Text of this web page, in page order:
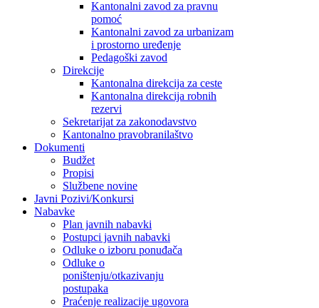
Kantonalni zavod za pravnu
pomoć
Kantonalni zavod za urbanizam
i prostorno uređenje
Pedagoški zavod
Direkcije
Kantonalna direkcija za ceste
Kantonalna direkcija robnih
rezervi
Sekretarijat za zakonodavstvo
Kantonalno pravobranilaštvo
Dokumenti
Budžet
Propisi
Službene novine
Javni Pozivi/Konkursi
Nabavke
Plan javnih nabavki
Postupci javnih nabavki
Odluke o izboru ponuđača
Odluke o
poništenju/otkazivanju
postupaka
Praćenje realizacije ugovora